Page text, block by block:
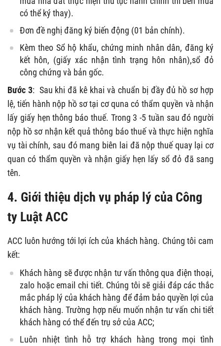
có thể ký thay).
Đơn đề nghị đăng ký biến động (01 bản chính).
Kèm theo Sổ hộ khẩu, chứng minh nhân dân, đăng ký
kết hôn, (giấy xác nhận tình trạng hôn nhân),sổ đỏ
công chứng và bản gốc.
Bước 3: Sau khi đã kê khai và chuẩn bị đầy đủ hồ sơ hợp
lệ, tiến hành nộp hồ sơ tại cơ quna có thẩm quyền và nhận
lấy giấy hẹn thông báo thuế. Trong 3 -5 tuần sau đó người
nộp hồ sơ nhận kết quả thông báo thuế và thực hiện nghĩa
vụ tài chính, sau đó mang biên lai đã nộp thuế quay lại cơ
quan có thẩm quyền và nhận giấy hẹn lấy sổ đỏ đã sang
tên.
4. Giới thiệu dịch vụ pháp lý của Công
ty Luật ACC
ACC luôn hướng tới lợi ích của khách hàng. Chúng tôi cam
kết:
Khách hàng sẽ được nhận tư vấn thông qua điện thoại,
zalo hoặc email chi tiết. Chúng tôi sẽ giải đáp các thắc
mắc pháp lý của khách hàng để đảm bảo quyền lợi của
khách hàng. Trường hợp nếu muốn nhận tư vấn chi tiết
khách hàng có thể đến trụ sở của ACC;
Luôn nhiệt tình hỗ trợ khách hàng trong mọi tình